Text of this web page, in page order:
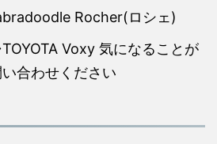
Rocher(ロシェ)
Voxy 気になることが
合わせください